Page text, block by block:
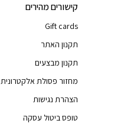
קישורים מהירים
Gift cards
תקנון האתר
תקנון מבצעים
מחזור פסולת אלקטרונית
הצהרת נגישות
טופס ביטול עסקה